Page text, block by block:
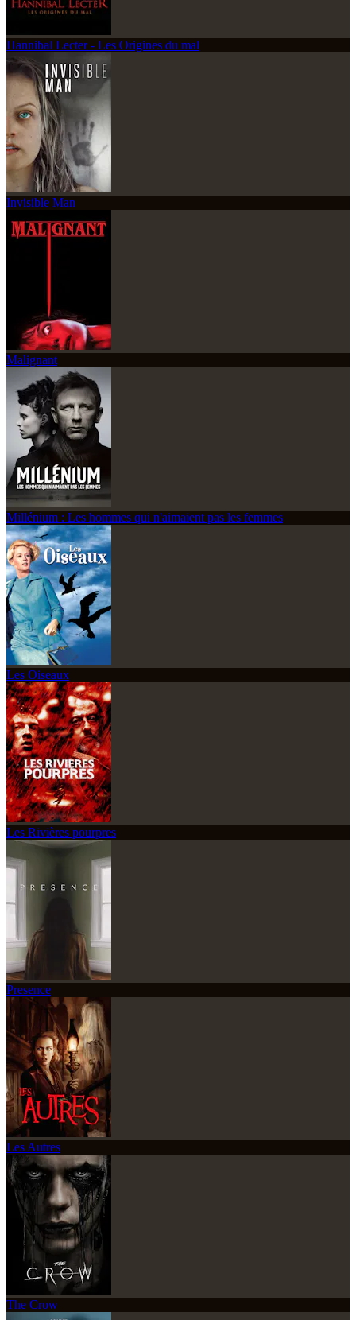
Hannibal Lecter - Les Origines du mal
Invisible Man
Malignant
Millénium : Les hommes qui n'aimaient pas les femmes
Les Oiseaux
Les Rivières pourpres
Presence
Les Autres
The Crow